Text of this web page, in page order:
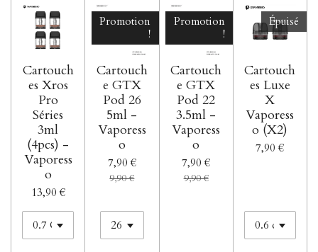
Cartouch
es Xros
Pro
Séries
3ml
(4pcs) -
Vaporess
o
13,90 €
Promotion
!
Cartouch
e GTX
Pod 26
5ml -
Vaporess
o
7,90 €
9,90 €
Promotion
!
Cartouch
e GTX
Pod 22
3.5ml -
Vaporess
o
7,90 €
9,90 €
Épuisé
Cartouch
es Luxe
X
Vaporess
o (X2)
7,90 €